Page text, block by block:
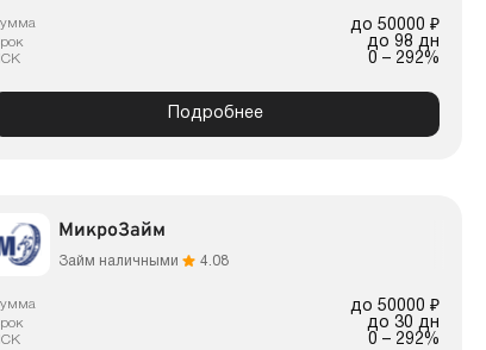
до 50000 ₽
до 98 дн
0 – 292%
Подробнее
МикроЗайм
Займ наличными 4.08
до 50000 ₽
до 30 дн
0 – 292%